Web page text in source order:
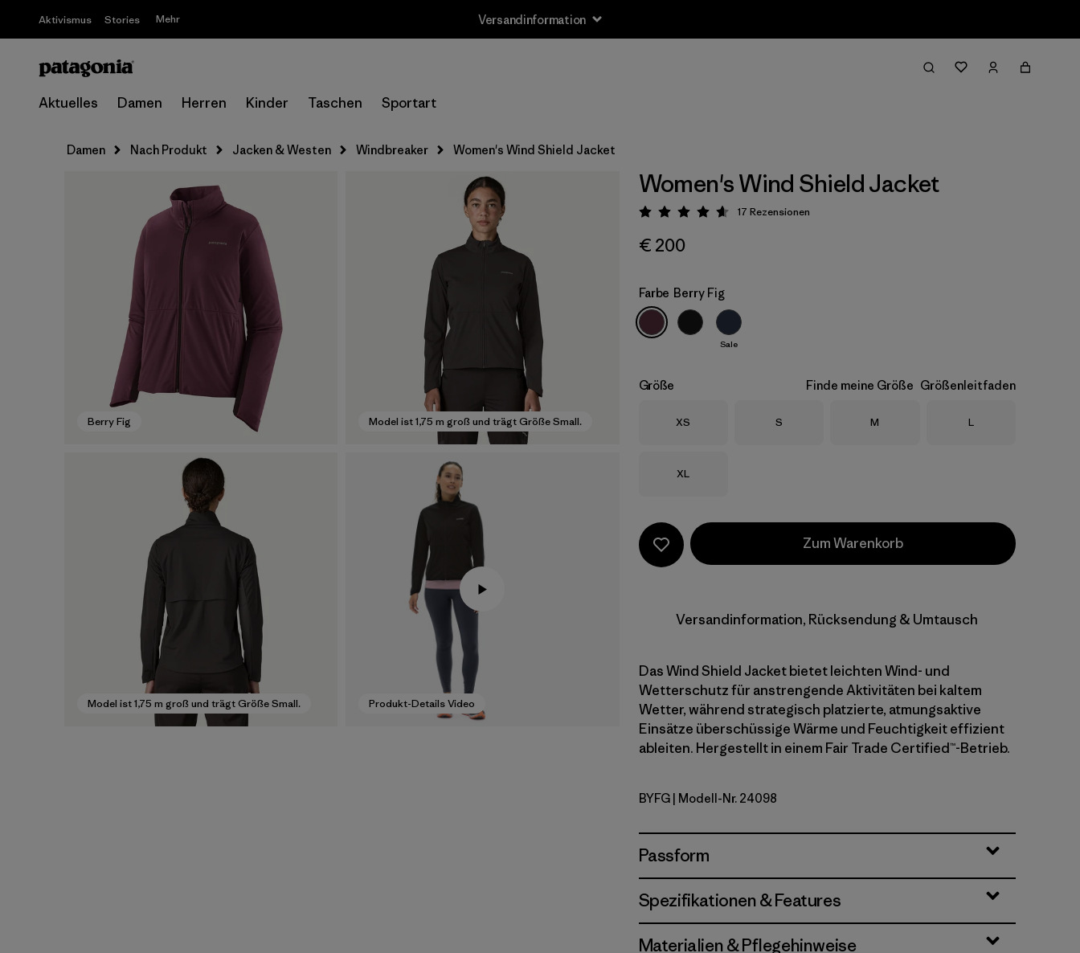
Aktivismus Stories Mehr Versandinformation
Aktuelles Damen Herren Kinder Taschen Sportart
Damen Nach Produkt Jacken & Westen Windbreaker Women's Wind Shield Jacket
Berry Fig Model ist 1,75 m groß und trägt Größe Small.
Model ist 1,75 m groß und trägt Größe Small. Produkt-Details Video
Women's Wind Shield Jacket
Bewertung: 4.6 / 5
17 Rezensionen
€ 200
Farbe Berry Fig
Sale
Größe Finde meine Größe Größenleitfaden
Größe
XS Größe
S Größe
M Größe
L
Größe
XL
Zum Warenkorb
Versandinformation, Rücksendung & Umtausch
Das Wind Shield Jacket bietet leichten Wind- und
Wetterschutz für anstrengende Aktivitäten bei kaltem
Wetter, während strategisch platzierte, atmungsaktive
Einsätze überschüssige Wärme und Feuchtigkeit effizient
ableiten. Hergestellt in einem Fair Trade Certified™-Betrieb.
Berry Fig
BYFG | Modell-Nr. 24098
Passform
Spezifikationen & Features
Materialien & Pflegehinweise